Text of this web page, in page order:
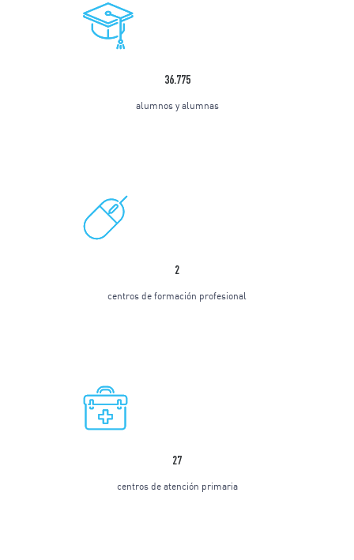
36.775
alumnos y alumnas
2
centros de formación profesional
27
centros de atención primaria